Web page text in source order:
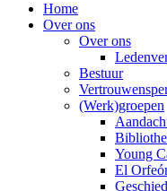
Home
Over ons
Over ons
Bestuur
(Werk)groepen
Young
El